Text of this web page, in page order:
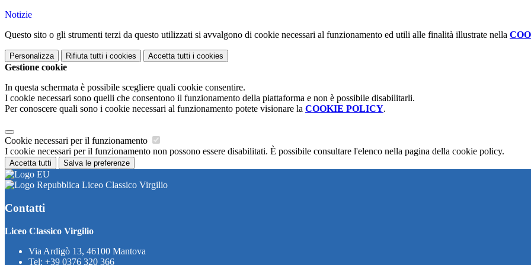
Notizie
Questo sito o gli strumenti terzi da questo utilizzati si avvalgono di cookie necessari al funzionamento ed utili alle finalità illustrate nella
Personalizza Rifiuta tutti i cookies Accetta tutti i cookies
Gestione cookie
In questa schermata è possibile scegliere quali cookie consentire.
I cookie necessari sono quelli che consentono il funzionamento della piattaforma e non è possibile disabilitarli.
Per conoscere quali sono i cookie necessari al funzionamento potete visionare la COOKIE POLICY.
Cookie necessari per il funzionamento
I cookie necessari per il funzionamento non possono essere disabilitati. È possibile consultare l'elenco nella pagina della cookie policy.
Accetta tutti Salva le preferenze
Liceo Classico Virgilio
Contatti
Liceo Classico Virgilio
Via Ardigò 13, 46100 Mantova
Tel: +39 0376 320 366